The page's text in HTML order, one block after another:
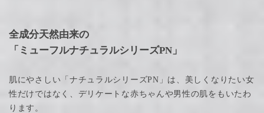
全成分天然由来の
「ミューフルナチュラルシリーズPN」
肌にやさしい「ナチュラルシリーズPN」は、美しくなりたい女
性だけではなく、デリケートな赤ちゃんや男性の肌をもいたわ
ります。